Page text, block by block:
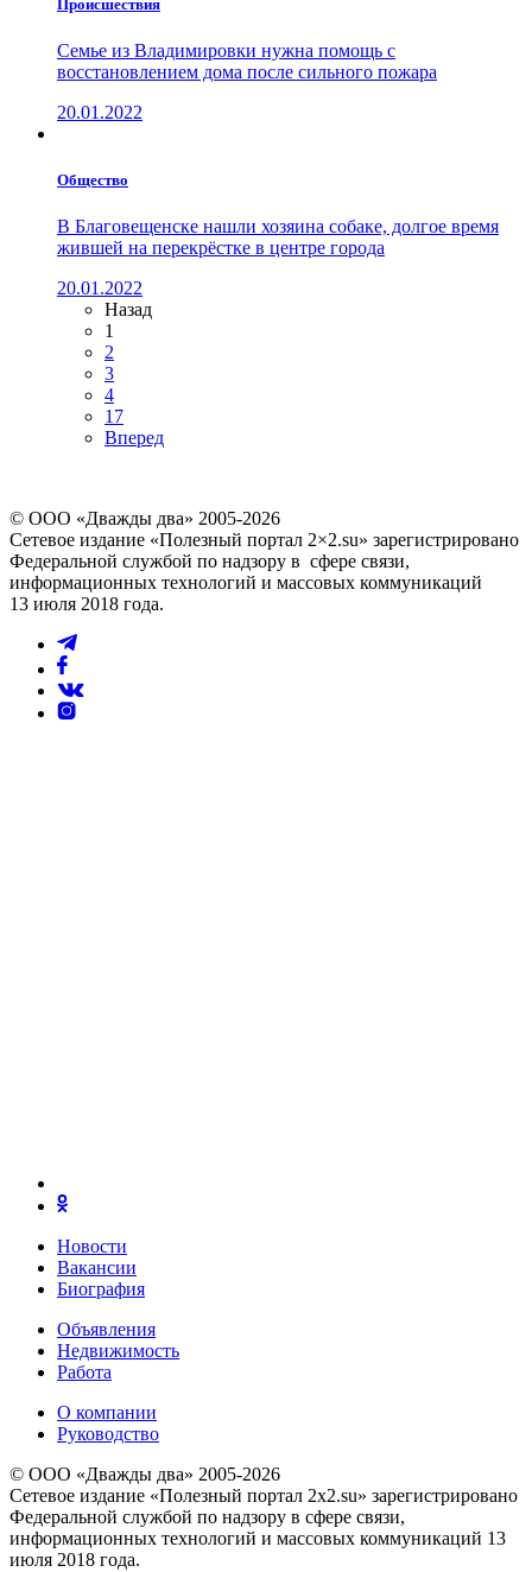
Проиcшествия
Семье из Владимировки нужна помощь с
восстановлением дома после сильного пожара
20.01.2022
Общество
В Благовещенске нашли хозяина собаке, долгое время
жившей на перекрёстке в центре города
20.01.2022
Назад
1
2
3
4
17
Вперед
© ООО «Дважды два» 2005-2026
Сетевое издание «Полезный портал 2×2.su» зарегистрировано
Федеральной службой по надзору в сфере связи,
информационных технологий и массовых коммуникаций
13 июля 2018 года.
Новости
Вакансии
Биография
Объявления
Недвижимость
Работа
О компании
Руководство
© ООО «Дважды два» 2005-2026
Сетевое издание «Полезный портал 2x2.su» зарегистрировано
Федеральной службой по надзору в сфере связи,
информационных технологий и массовых коммуникаций 13
июля 2018 года.